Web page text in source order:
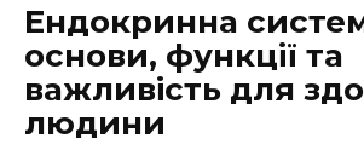
Ендокринна
основи, функції та
важливість для
людини